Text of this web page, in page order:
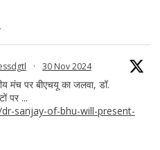
· 30 Nov 2024
मंच पर बीएचयू का जलवा, डॉ.
पर ...
sanjay-of-bhu-will-present-